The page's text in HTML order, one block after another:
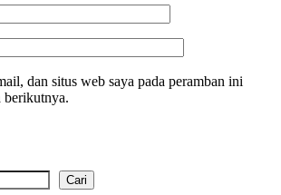
dan situs web saya pada peramban ini
berikutnya.
Cari